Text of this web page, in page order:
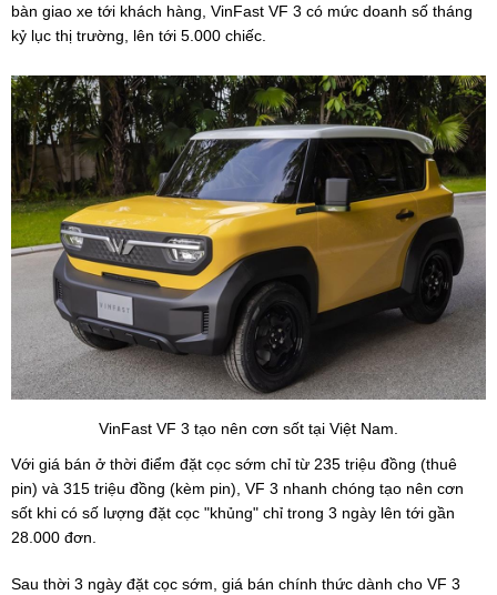
bàn giao xe tới khách hàng, VinFast VF 3 có mức doanh số tháng
kỷ lục thị trường, lên tới 5.000 chiếc.
VinFast VF 3 tạo nên cơn sốt tại Việt Nam.
Với giá bán ở thời điểm đặt cọc sớm chỉ từ 235 triệu đồng (thuê
pin) và 315 triệu đồng (kèm pin), VF 3 nhanh chóng tạo nên cơn
sốt khi có số lượng đặt cọc "khủng" chỉ trong 3 ngày lên tới gần
28.000 đơn.
Sau thời 3 ngày đặt cọc sớm, giá bán chính thức dành cho VF 3